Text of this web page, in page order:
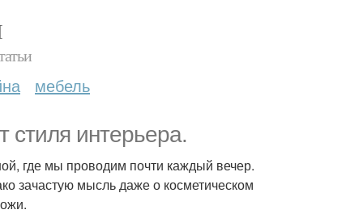
мебель
стиля интерьера.
где мы проводим почти каждый вечер.
зачастую мысль даже о косметическом